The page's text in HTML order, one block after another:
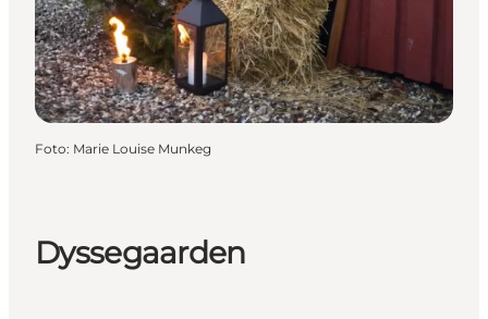
Foto: Marie Louise Munkeg
Dyssegaarden